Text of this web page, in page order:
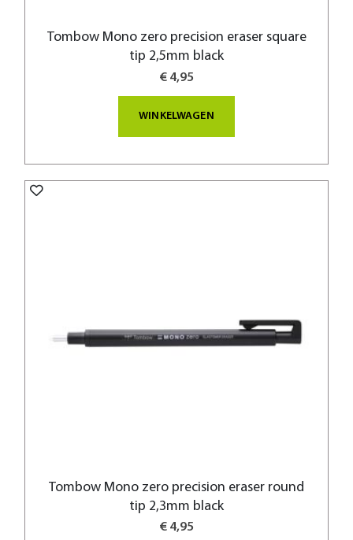
Tombow Mono zero precision eraser square
tip 2,5mm black
€ 4,95
WINKELWAGEN
Tombow Mono zero precision eraser round
tip 2,3mm black
€ 4,95